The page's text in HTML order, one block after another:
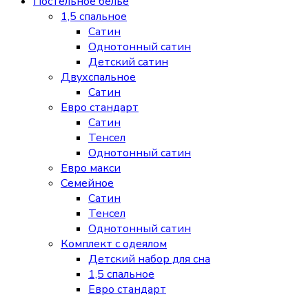
1,5 спальное
Сатин
Однотонный сатин
Детский сатин
Двухспальное
Сатин
Евро стандарт
Сатин
Тенсел
Однотонный сатин
Евро макси
Семейное
Сатин
Тенсел
Однотонный сатин
Комплект с одеялом
Детский набор для сна
1,5 спальное
Евро стандарт